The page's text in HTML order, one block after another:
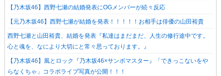
【乃木坂46】西野七瀬の結婚発表にOGメンバーが続々反応
【元乃木坂46】西野七瀬が結婚を発表！！！！！お相手は俳優の山田裕貴
西野七瀬と山田裕貴、結婚を発表『私達はまだまだ、人生の修行途中です。
心と魂を、なにより大切にと常々思っております。』
【乃木坂46】風とロック『乃木坂46×サンボマスター』「できっこないをや
らなくちゃ」コラボライブ写真が公開！！！